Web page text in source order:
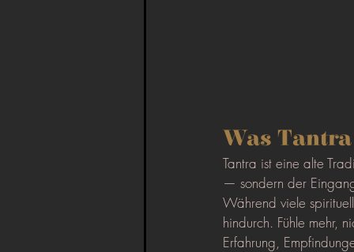
Was
Tantra ist eine alte
— sondern der
Während viele
hindurch. Fühle mehr,
Erfahrung,